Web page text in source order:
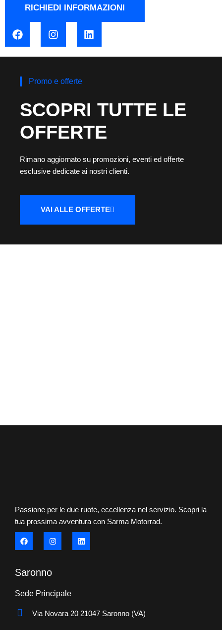
RICHIEDI INFORMAZIONI
Promo e offerte
SCOPRI TUTTE LE
OFFERTE
Rimano aggiornato su promozioni, eventi ed offerte
esclusive dedicate ai nostri clienti.
VAI ALLE OFFERTE
Passione per le due ruote, eccellenza nel servizio. Scopri la
tua prossima avventura con Sarma Motorrad.
Saronno
Sede Principale
Via Novara 20 21047 Saronno (VA)